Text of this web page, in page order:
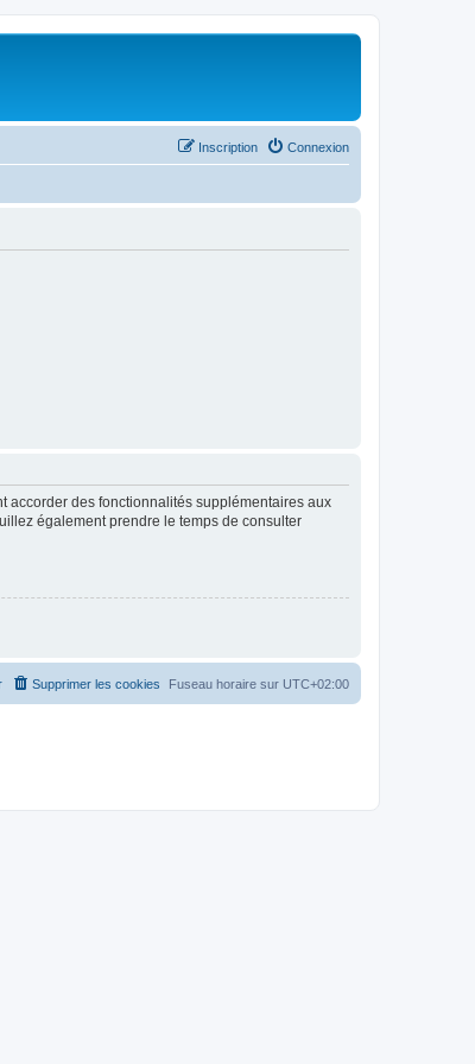
Connexion
Inscription
accorder des fonctionnalités supplémentaires aux
également prendre le temps de consulter
Fuseau horaire sur UTC+02:00
Supprimer les cookies